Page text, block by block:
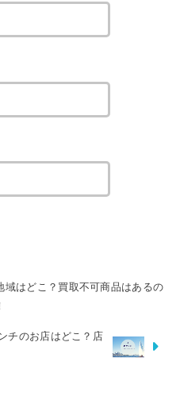
域はどこ？買取不可商品はあるの
チのお店はどこ？店